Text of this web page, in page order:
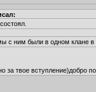
с ним были в одном клане в
за твое вступление)добро